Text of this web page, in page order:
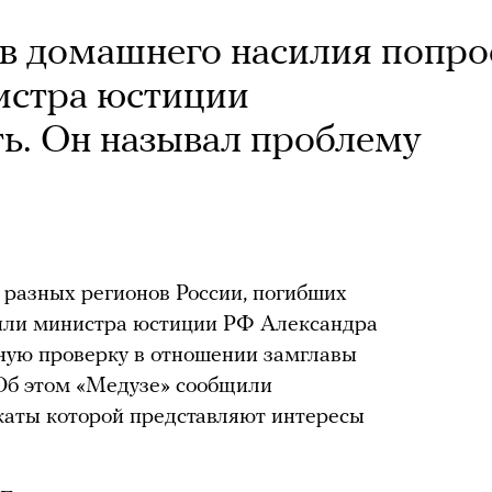
домашнего насилия
юстиции
Он называл проблему
регионов России, погибших
министра юстиции РФ Александра
проверку в отношении замглавы
этом «Медузе» сообщили
которой представляют интересы